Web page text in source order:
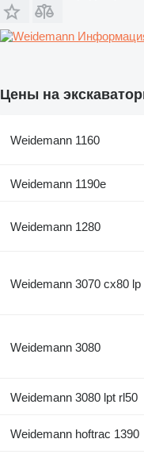
Цены на
Weidemann 1160
Weidemann 1190e
Weidemann 1280
Weidemann 3070 cx80 lp
Weidemann 3080
Weidemann 3080 lpt rl50
Weidemann hoftrac 1390